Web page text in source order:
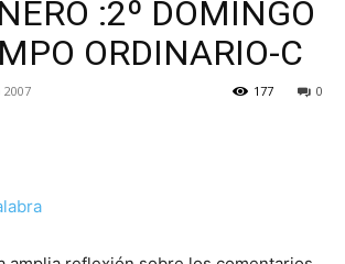
:2º DOMINGO
ORDINARIO-C
0
177